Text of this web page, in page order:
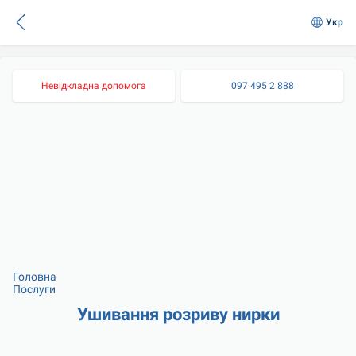
Укр
Невідкладна допомога 097 495 2 888
Головна
Послуги
Ушивання розриву нирки